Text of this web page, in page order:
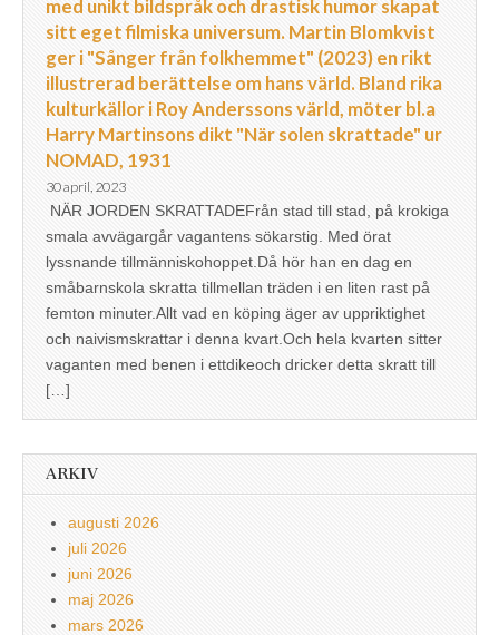
med unikt bildspråk och drastisk humor skapat
sitt eget filmiska universum. Martin Blomkvist
ger i "Sånger från folkhemmet" (2023) en rikt
illustrerad berättelse om hans värld. Bland rika
kulturkällor i Roy Anderssons värld, möter bl.a
Harry Martinsons dikt "När solen skrattade" ur
NOMAD, 1931
30 april, 2023
NÄR JORDEN SKRATTADEFrån stad till stad, på krokiga
smala avvägargår vagantens sökarstig. Med örat
lyssnande tillmänniskohoppet.Då hör han en dag en
småbarnskola skratta tillmellan träden i en liten rast på
femton minuter.Allt vad en köping äger av uppriktighet
och naivismskrattar i denna kvart.Och hela kvarten sitter
vaganten med benen i ettdikeoch dricker detta skratt till
[…]
ARKIV
augusti 2026
juli 2026
juni 2026
maj 2026
mars 2026